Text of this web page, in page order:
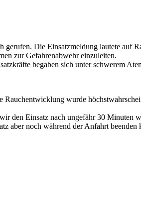
Die Einsatzmeldung lautete auf
zur Gefahrenabwehr einzuleiten.
begaben sich unter schwerem
wurde
den Einsatz nach ungefähr 30 Minuten
aber noch während der Anfahrt beenden